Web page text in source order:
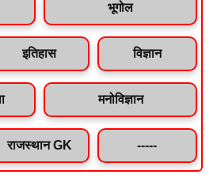
भूगोल
इतिहास विज्ञान
मनोविज्ञान
राजस्थान GK -----